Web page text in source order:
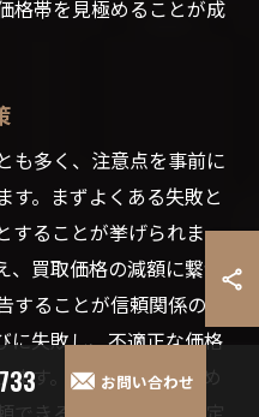
格帯を見極めることが成
も多く、注意点を事前に
す。まずよくある失敗と
することが挙げられま
買取価格の減額に繋が
ることが信頼関係の構
に失敗し、不適正な価格
ます。これを避けるため
お問い合わせ